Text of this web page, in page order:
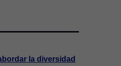
la diversidad